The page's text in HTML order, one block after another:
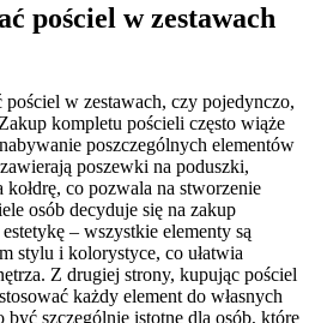
pościel w zestawach
w zestawach, czy pojedynczo,
kompletu pościeli często wiąże
poszczególnych elementów
poszewki na poduszki,
kołdrę, co pozwala na stworzenie
osób decyduje się na zakup
– wszystkie elementy są
stylu i kolorystyce, co ułatwia
Z drugiej strony, kupując pościel
każdy element do własnych
szczególnie istotne dla osób, które